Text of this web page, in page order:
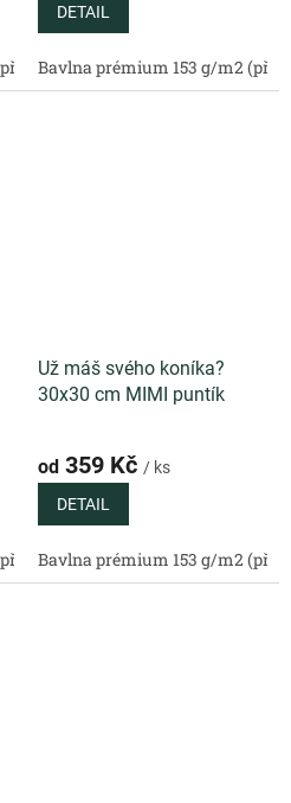
Bavlněný satén 130 g/
DETAIL
Bavlna prémium 153 g/m2
Bavlněný satén 130 g/
Už máš svého koníka?
30x30 cm MIMI puntík
od 359 Kč / ks
DETAIL
Bavlna prémium 153 g/m2